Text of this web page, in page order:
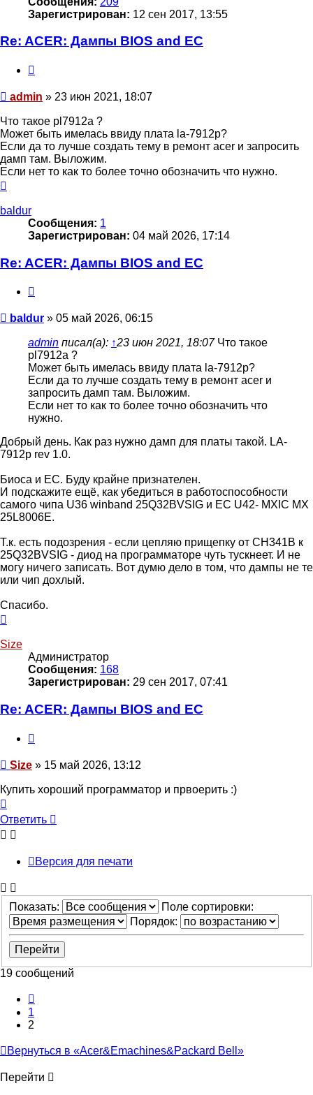
Зарегистрирован: 12 сен 2017, 13:55
Re: ACER: Дампы BIOS and EC
Сообщение
admin » 23 июн 2021, 18:07
Что такое pl7912a ?
Может быть имелась ввиду плата la-7912p?
Если да то лучше создать тему в ремонт acer и запросить
дамп там. Выложим.
Если нет то как то более точно обозначить что нужно.
началу
baldur
Сообщения: 1
Зарегистрирован: 04 май 2026, 17:14
Re: ACER: Дампы BIOS and EC
Сообщение
baldur » 05 май 2026, 06:15
admin писал(а): ↑23 июн 2021, 18:07Что такое
pl7912a ?
Может быть имелась ввиду плата la-7912p?
Если да то лучше создать тему в ремонт acer и
запросить дамп там. Выложим.
Если нет то как то более точно обозначить что
нужно.
Добрый день. Как раз нужно дамп для платы такой. LA-
7912p rev 1.0.
Биоса и ЕС. Буду крайне признателен.
И подскажите ещё, как убедиться в работоспособности
самого чипа U36 winband 25Q32BVSIG и ЕС U42- MXIC MX
25L8006E.
Т.к. есть подозрения - если цепляю прищепку от CH341B к
25Q32BVSIG - диод на программаторе чуть тускнеет. И не
могу ничего записать. Вот думю дело в том, что дампы не те
или чип дохлый.
Спасибо.
началу
Size
Администратор
Сообщения: 168
Зарегистрирован: 29 сен 2017, 07:41
Re: ACER: Дампы BIOS and EC
Сообщение
Size » 15 май 2026, 13:12
Купить хороший программатор и првоерить :)
к
началу
Ответить
Ответить
Версия для печати
Показать:
Поле сортировки:
Порядок:
19 сообщений
1
2
Вернуться в «Acer&Emachines&Packard Bell»
Перейти